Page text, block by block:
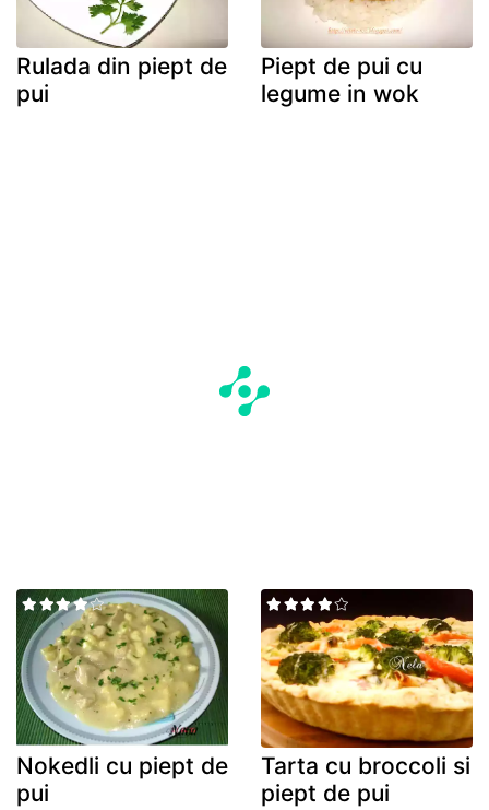
Rulada din piept de
pui
Piept de pui cu
legume in wok
Nokedli cu piept de
pui
Tarta cu broccoli si
piept de pui